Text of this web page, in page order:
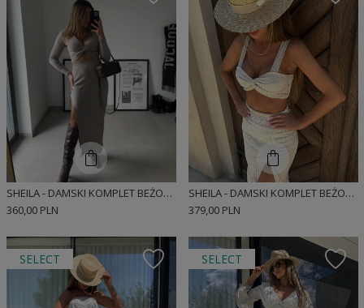
SHEILA - DAMSKI KOMPLET BEŻOWY PRĄŻKOWANY MIDI 'ANGELO'
360,00 PLN
SHEILA - DAMSKI KOMPLET BEŻOWY ZE SPÓDNICĄ MIDI 'ENAY'
379,00 PLN
SELECT SELECT